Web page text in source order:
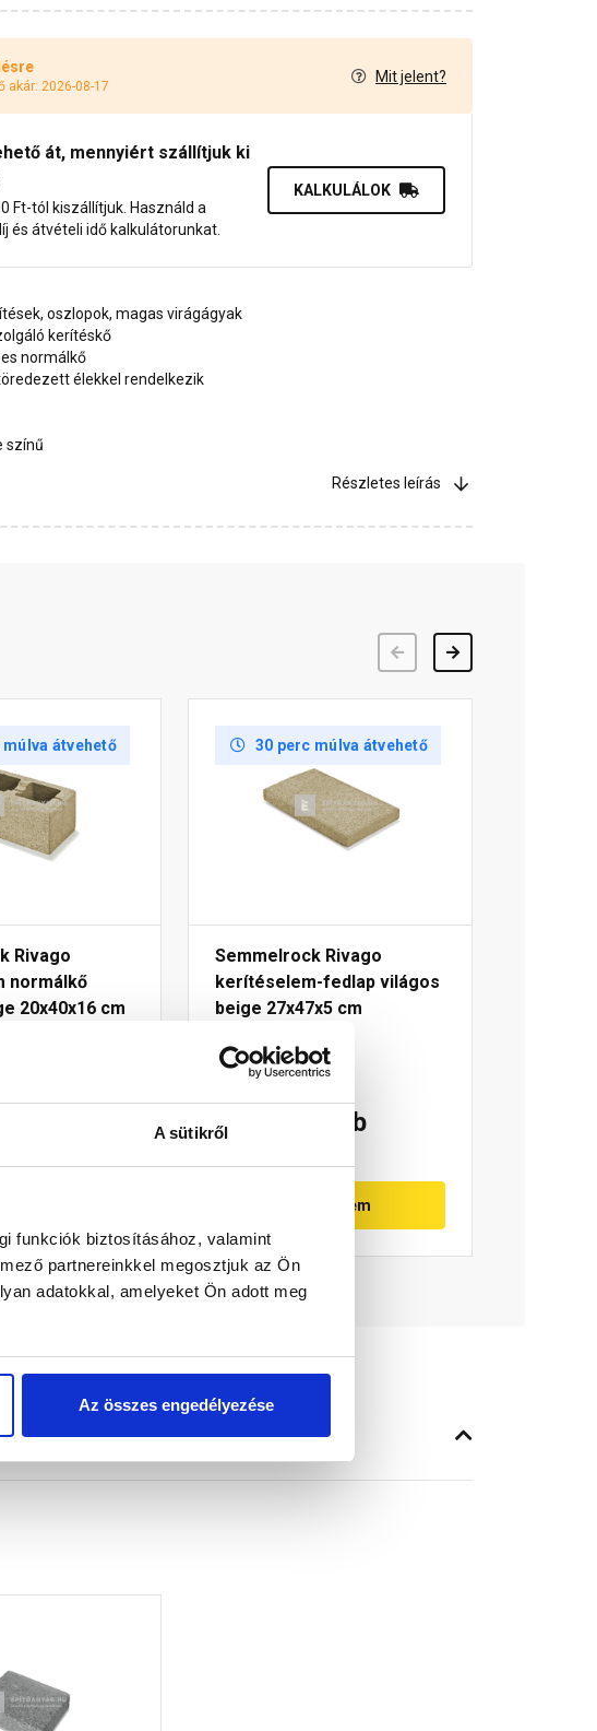
A sütikről
funkciók biztosításához, valamint
partnereinkkel megosztjuk az Ön
adatokkal, amelyeket Ön adott meg
Az összes engedélyezése
akár: 2026-08-17
Mit jelent?
át, mennyiért szállítjuk ki
Ft-tól kiszállítjuk. Használd a
és átvételi idő kalkulátorunkat.
KALKULÁLOK
oszlopok, magas virágágyak
kerítéskő
normálkő
élekkel rendelkezik
színű
Részletes leírás
múlva átvehető
Rivago
normálkő
20x40x16 cm
30 perc múlva átvehető
Semmelrock Rivago
kerítéselem-fedlap világos
beige 27x47x5 cm
Raktáron
2 350 Ft / db
Megnézem